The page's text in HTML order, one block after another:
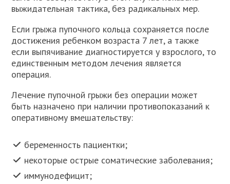
выжидательная тактика, без радикальных мер.
Если грыжа пупочного кольца сохраняется после
достижения ребенком возраста 7 лет, а также
если выпячивание диагностируется у взрослого, то
единственным методом лечения является
операция.
Лечение пупочной грыжи без операции может
быть назначено при наличии противопоказаний к
оперативному вмешательству:
беременность пациентки;
некоторые острые соматические заболевания;
иммунодефицит;